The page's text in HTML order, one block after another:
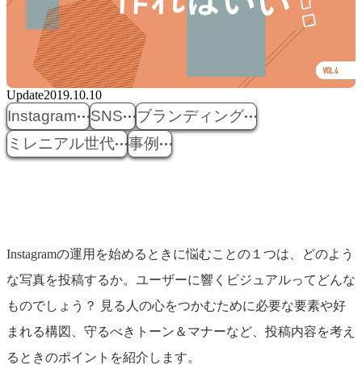
Update2019.10.10
Instagram SNS
ブランディング
ミレニアル世代
事例
Instagramの運用を始めるときに悩むことの１つは、どのよう
な写真を投稿するか。ユーザーに響くビジュアルってどんな
ものでしょう？ 見る人の心をつかむために必要な要素や好
まれる構図、守るべきトーン＆マナーなど、投稿内容を考え
るときのポイントを紹介します。